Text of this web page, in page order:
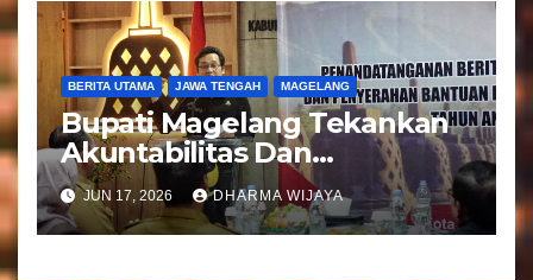
BERITA UTAMA JAWA TENGAH MAGELANG
Bupati Magelang Tekankan
Akuntabilitas Dan
Tranparansi Pengelolaan
Bantuan Keuangan Parpol
JUN 17, 2026 DHARMA WIJAYA